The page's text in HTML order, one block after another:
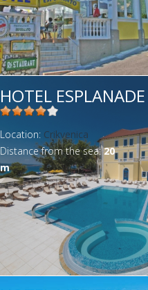
HOTEL ESPLANADE
Location: Crikvenica
Distance from the sea:20
m